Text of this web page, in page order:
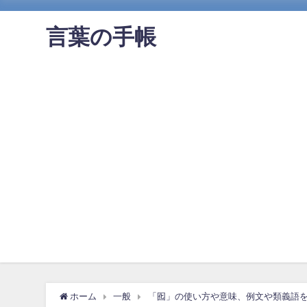
言葉の手帳
ホーム 一般 「囮」の使い方や意味、例文や類義語